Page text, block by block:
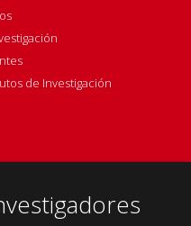
de Investigación